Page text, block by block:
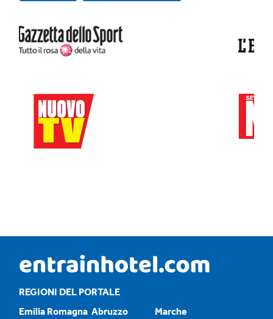
REGIONI DEL PORTALE
Emilia Romagna Abruzzo Marche